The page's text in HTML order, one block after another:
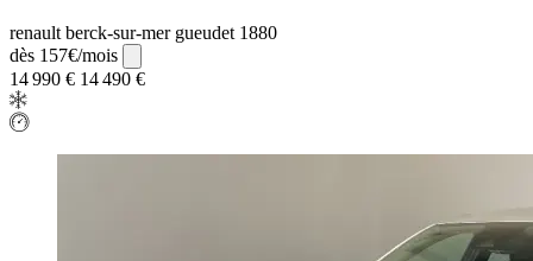
renault berck-sur-mer gueudet 1880
dès 157€/mois
14 990 € 14 490 €